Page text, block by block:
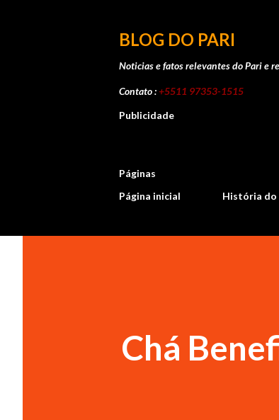
BLOG DO PARI
Noticias e fatos relevantes do Pari e
Contato :+5511 97353-1515
Publicidade
Páginas
Página inicial
História do
Chá